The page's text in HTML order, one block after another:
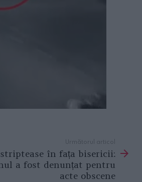
Următorul articol
striptease în fața bisericii:
a fost denunțat pentru
acte obscene